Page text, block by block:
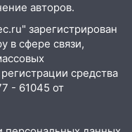
упали
в
авторов.
зарегистрирован
в сфере связи,
средства
- 61045 от